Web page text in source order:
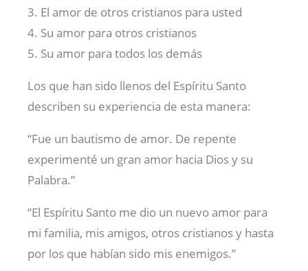
3. El amor de otros cristianos para usted
4. Su amor para otros cristianos
5. Su amor para todos los demás
Los que han sido llenos del Espíritu Santo
describen su experiencia de esta manera:
“Fue un bautismo de amor. De repente
experimenté un gran amor hacia Dios y su
Palabra.”
“El Espíritu Santo me dio un nuevo amor para
mi familia, mis amigos, otros cristianos y hasta
por los que habían sido mis enemigos.”